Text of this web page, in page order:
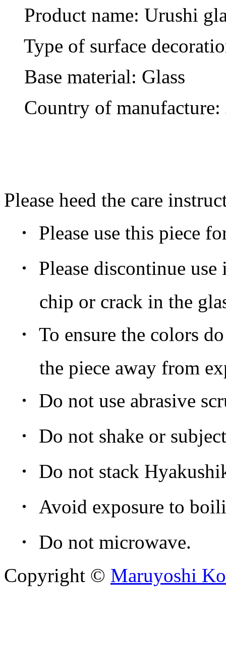
Product name: Urushi
Type of surface
Base material: Glass
Country of manufacture:
Please heed the care
・ Please use this piece
・ Please discontinue
chip or crack in the
・ To ensure the colors
the piece away from
・ Do not use abrasive
・ Do not shake or
・ Do not stack
・ Avoid exposure to
・ Do not microwave.
Copyright © Maruyoshi